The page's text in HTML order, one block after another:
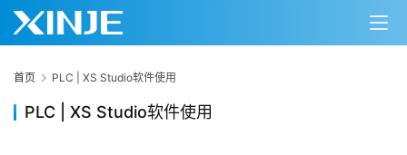
首页 PLC | XS Studio软件使用
PLC | XS Studio软件使用